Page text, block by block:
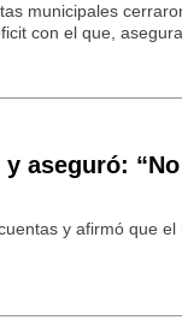
municipales
con el que,
aseguró:
y afirmó que